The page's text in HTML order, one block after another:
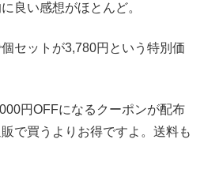
良い感想がほとんど。
セットが3,780円という特別価
円OFFになるクーポンが配布
で買うよりお得ですよ。送料も